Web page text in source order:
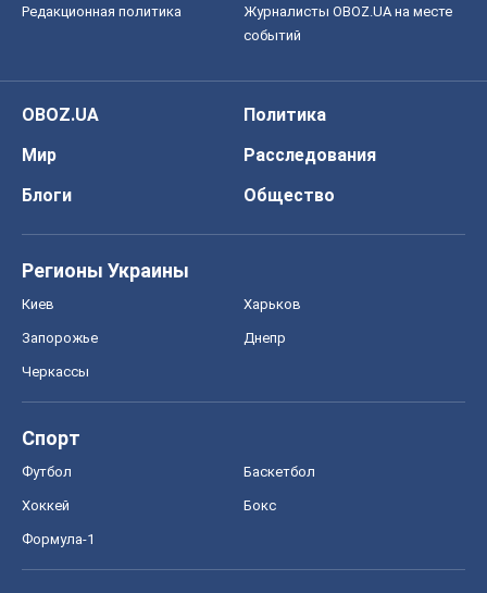
Редакционная политика
Журналисты OBOZ.UA на месте
событий
OBOZ.UA
Политика
Мир
Расследования
Блоги
Общество
Регионы Украины
Киев Харьков
Запорожье Днепр
Черкассы
Спорт
Футбол Баскетбол
Хоккей Бокс
Формула-1